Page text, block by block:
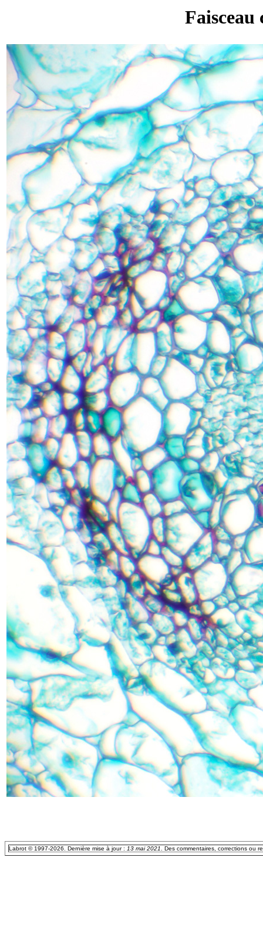
Labrot © 1997-2026. Dernière mise à jour : 13 mai 2021 . Des commentaires, corrections ou